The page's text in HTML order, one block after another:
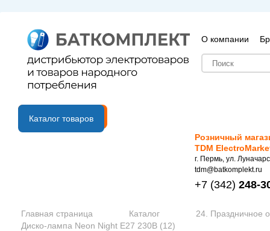
О компании
B2B портал
Каталог товаров
Розничный
TDM
г. Пермь, ул.
tdm@batkomplekt.ru
+7 (342) 248-
Главная страница Каталог
24. Праздничное
Диско-лампа Neon Night Е27 230В (12)